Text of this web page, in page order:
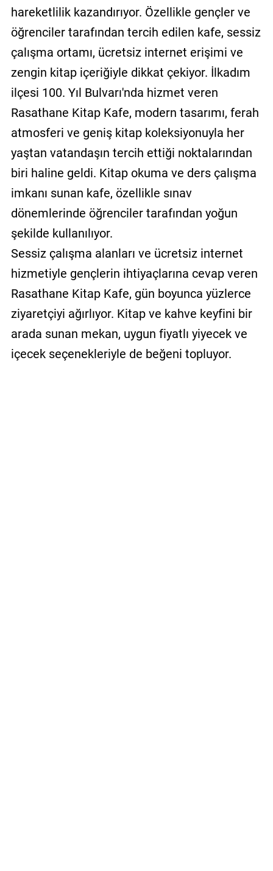
hareketlilik kazandırıyor. Özellikle gençler ve
öğrenciler tarafından tercih edilen kafe, sessiz
çalışma ortamı, ücretsiz internet erişimi ve
zengin kitap içeriğiyle dikkat çekiyor. İlkadım
ilçesi 100. Yıl Bulvarı'nda hizmet veren
Rasathane Kitap Kafe, modern tasarımı, ferah
atmosferi ve geniş kitap koleksiyonuyla her
yaştan vatandaşın tercih ettiği noktalarından
biri haline geldi. Kitap okuma ve ders çalışma
imkanı sunan kafe, özellikle sınav
dönemlerinde öğrenciler tarafından yoğun
şekilde kullanılıyor.
Sessiz çalışma alanları ve ücretsiz internet
hizmetiyle gençlerin ihtiyaçlarına cevap veren
Rasathane Kitap Kafe, gün boyunca yüzlerce
ziyaretçiyi ağırlıyor. Kitap ve kahve keyfini bir
arada sunan mekan, uygun fiyatlı yiyecek ve
içecek seçenekleriyle de beğeni topluyor.